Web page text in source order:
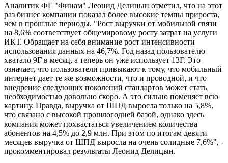
Аналитик ФГ "Финам" Леонид Делицын отметил, что на этот
раз бизнес компании показал более высокие темпы прироста,
чем в прошлые периоды. "Рост выручки от мобильной связи
на 8,6% соответствует общемировому росту затрат на услуги
ИКТ. Обращает на себя внимание рост интенсивности
использования данных на 46,7%. Год назад пользователю
хватало 9Г в месяц, а теперь он уже использует 13Г. Это
означает, что пользователи привыкают к тому, что мобильный
интернет дает те же возможности, что и проводной, и что
внедрение следующих поколений стандартов может стать
необходимостью довольно скоро. А это сильно поменяет всю
картину. Правда, выручка от ШПД выросла только на 5,8%,
что связано с высокой прошлогодней базой, однако здесь
компания может похвастаться увеличением количества
абонентов на 4,5% до 2,9 млн. При этом по итогам девяти
месяцев выручка от ШПД выросла на очень солидные 7,6%", -
прокомментировал результаты Леонид Делицын.